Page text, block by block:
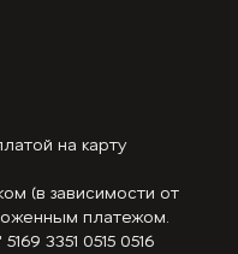
на карту
(в зависимости от
платежом.
3351 0515 0516